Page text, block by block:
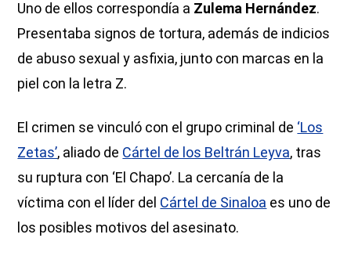
Uno de ellos correspondía a Zulema Hernández.
Presentaba signos de tortura, además de indicios
de abuso sexual y asfixia, junto con marcas en la
piel con la letra Z.
El crimen se vinculó con el grupo criminal de ‘Los
Zetas’, aliado de Cártel de los Beltrán Leyva, tras
su ruptura con ‘El Chapo’. La cercanía de la
víctima con el líder del Cártel de Sinaloa es uno de
los posibles motivos del asesinato.